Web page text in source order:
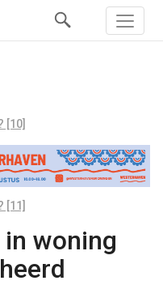
[10]
[11]
woning